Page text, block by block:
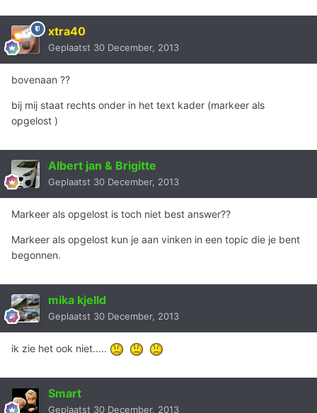
xtra40
Geplaatst 30 December, 2013
bovenaan ??
bij mij staat rechts onder in het text kader (markeer als
opgelost )
Albert jan & Brigitte
Geplaatst 30 December, 2013
Markeer als opgelost is toch niet best answer??
Markeer als opgelost kun je aan vinken in een topic die je bent
begonnen.
mika kjelld
Geplaatst 30 December, 2013
ik zie het ook niet.....
Smart
Geplaatst 30 December, 2013